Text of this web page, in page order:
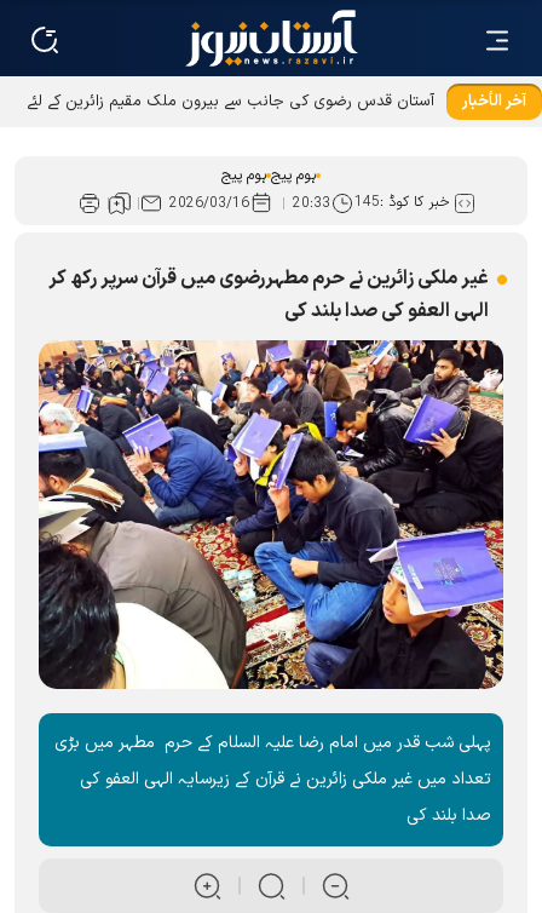
آخر الأخبار
آستان قدس رضوی کی جانب سے بیرون ملک مقیم زائرین کے لئے
ہوم پیج ہوم پیج
خبر کا کوڈ :145
20:33
2026/03/16
غیر ملکی زائرین نے حرم مطہررضوی میں قرآن سرپر رکھ کر
الہی العفو کی صدا بلند کی
پہلی شب قدر میں امام رضا علیہ السلام کے حرم مطہر میں بڑی
تعداد میں غیر ملکی زائرین نے قرآن کے زیرسایہ الہی العفو کی
صدا بلند کی